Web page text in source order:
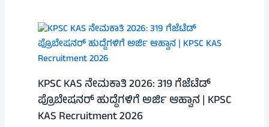
KPSC KAS ನೇಮಕಾತಿ 2026: 319 ಗೆಜೆಟೆಡ್
ಪ್ರೊಬೇಷನರ್ ಹುದ್ದೆಗಳಿಗೆ ಅರ್ಜಿ ಆಹ್ವಾನ | KPSC
KAS Recruitment 2026